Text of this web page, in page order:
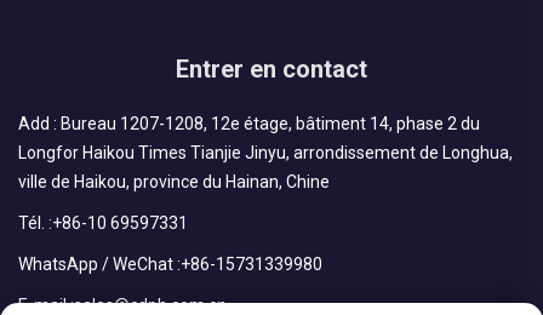
Entrer en contact
Add : Bureau 1207-1208, 12e étage, bâtiment 14, phase 2 du
Longfor Haikou Times Tianjie Jinyu, arrondissement de Longhua,
ville de Haikou, province du Hainan, Chine
Tél. :+86-10 69597331
WhatsApp / WeChat :+86-15731339980
E-mail :sales@cdph.com.cn